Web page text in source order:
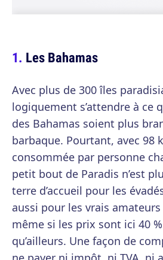
Les Bahamas
Avec plus de 300 îles
logiquement s’attendre à ce
des Bahamas soient plus
barbaque. Pourtant, avec 98
consommée par personne
petit bout de Paradis n’est
terre d’accueil pour les
aussi pour les vrais
même si les prix sont ici 40
qu’ailleurs. Une façon de